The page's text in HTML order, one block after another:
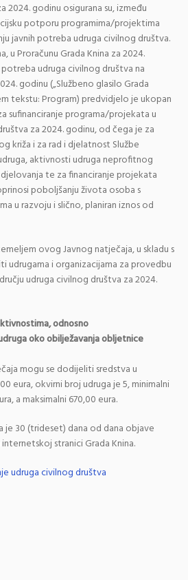
2024. godinu osigurana su, između
potporu programima/projektima
javnih potreba udruga civilnog društva.
u Proračunu Grada Knina za 2024.
udruga civilnog društva na
godinu („Službeno glasilo Grada
tekstu: Program) predvidjelo je ukopan
sufinanciranje programa/projekata u
za 2024. godinu, od čega je za
križa i za rad i djelatnost Službe
aktivnosti udruga neprofitnog
te za financiranje projekata
poboljšanju života osoba s
u razvoju i slično, planiran iznos od
ovog Javnog natječaja, u skladu s
udrugama i organizacijama za provedbu
udruga civilnog društva za 2024.
odnosno
oko obilježavanja obljetnice
mogu se dodijeliti sredstva u
eura, okvirni broj udruga je 5, minimalni
a maksimalni 670,00 eura.
je 30 (trideset) dana od dana objave
stranici Grada Knina.
udruga civilnog društva